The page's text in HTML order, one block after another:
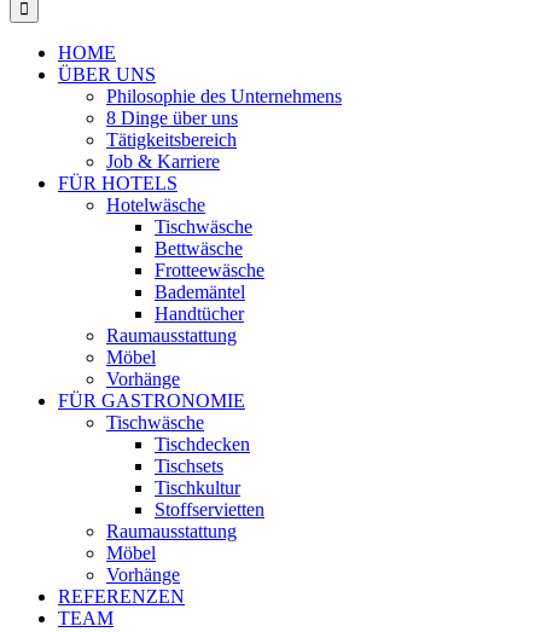
HOME
ÜBER UNS
Philosophie des Unternehmens
8 Dinge über uns
Tätigkeitsbereich
Job & Karriere
FÜR HOTELS
Hotelwäsche
Tischwäsche
Bettwäsche
Frotteewäsche
Bademäntel
Handtücher
Raumausstattung
Möbel
Vorhänge
FÜR GASTRONOMIE
Tischwäsche
Tischdecken
Tischsets
Tischkultur
Stoffservietten
Raumausstattung
Möbel
Vorhänge
REFERENZEN
TEAM